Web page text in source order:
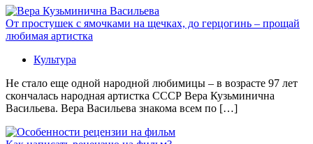
От простушек с ямочками на щечках, до герцогинь – прощай
любимая артистка
Культура
Не стало еще одной народной любимицы – в возрасте 97 лет
скончалась народная артистка СССР Вера Кузьминична
Васильева. Вера Васильева знакома всем по […]